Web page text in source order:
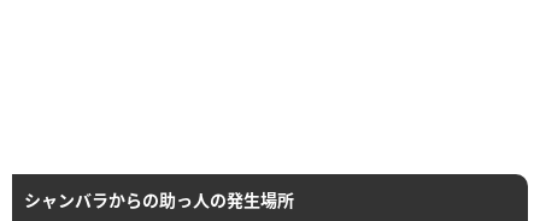
シャンバラからの助っ人の発生場所